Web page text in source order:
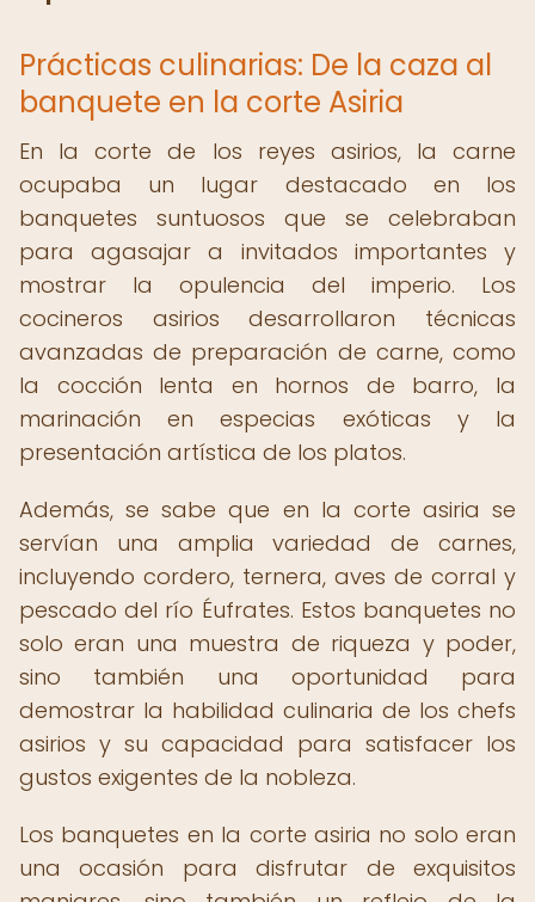
Prácticas culinarias: De la caza al
banquete en la corte Asiria
En la corte de los reyes asirios, la carne
ocupaba un lugar destacado en los
banquetes suntuosos que se celebraban
para agasajar a invitados importantes y
mostrar la opulencia del imperio. Los
cocineros asirios desarrollaron técnicas
avanzadas de preparación de carne, como
la cocción lenta en hornos de barro, la
marinación en especias exóticas y la
presentación artística de los platos.
Además, se sabe que en la corte asiria se
servían una amplia variedad de carnes,
incluyendo cordero, ternera, aves de corral y
pescado del río Éufrates. Estos banquetes no
solo eran una muestra de riqueza y poder,
sino también una oportunidad para
demostrar la habilidad culinaria de los chefs
asirios y su capacidad para satisfacer los
gustos exigentes de la nobleza.
Los banquetes en la corte asiria no solo eran
una ocasión para disfrutar de exquisitos